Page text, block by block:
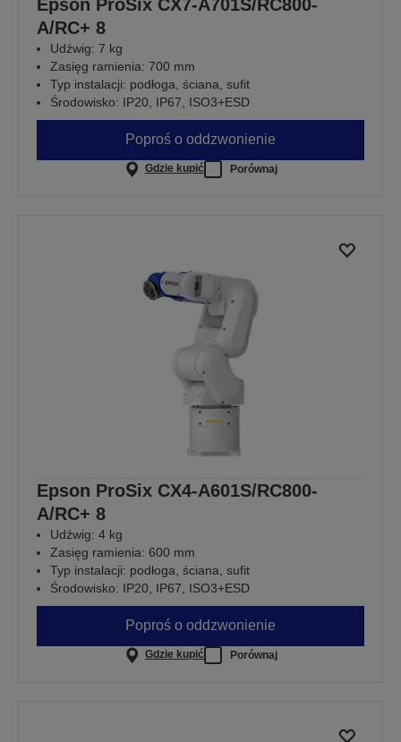
Epson ProSix CX7-A701S/RC800-
A/RC+ 8
Udźwig: 7 kg
Zasięg ramienia: 700 mm
Typ instalacji: podłoga, ściana, sufit
Środowisko: IP20, IP67, ISO3+ESD
Poproś o oddzwonienie
Gdzie kupić Porównaj
Epson ProSix CX4-A601S/RC800-
A/RC+ 8
Udźwig: 4 kg
Zasięg ramienia: 600 mm
Typ instalacji: podłoga, ściana, sufit
Środowisko: IP20, IP67, ISO3+ESD
Poproś o oddzwonienie
Gdzie kupić Porównaj